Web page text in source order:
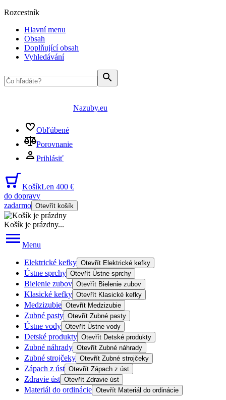
Rozcestník
Hlavní menu
Obsah
Doplňující obsah
Vyhledávání
Nazuby.eu
Obľúbené
Porovnanie
Prihlásiť
KošíkLen 400 €
do dopravy
zadarmo Otevřít košík
Košík je prázdny...
Menu
Elektrické kefky Otevřít Elektrické kefky
Ústne sprchy Otevřít Ústne sprchy
Bielenie zubov Otevřít Bielenie zubov
Klasické kefky Otevřít Klasické kefky
Medzizubie Otevřít Medzizubie
Zubné pasty Otevřít Zubné pasty
Ústne vody Otevřít Ústne vody
Detské produkty Otevřít Detské produkty
Zubné náhrady Otevřít Zubné náhrady
Zubné strojčeky Otevřít Zubné strojčeky
Zápach z úst Otevřít Zápach z úst
Zdravie úst Otevřít Zdravie úst
Materiál do ordinácie Otevřít Materiál do ordinácie